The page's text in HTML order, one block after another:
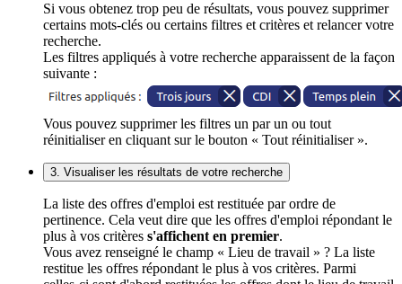
Si vous obtenez trop peu de résultats, vous pouvez supprimer
certains mots-clés ou certains filtres et critères et relancer votre
recherche.
Les filtres appliqués à votre recherche apparaissent de la façon
suivante :
Vous pouvez supprimer les filtres un par un ou tout
réinitialiser en cliquant sur le bouton « Tout réinitialiser ».
3. Visualiser les résultats de votre recherche
La liste des offres d'emploi est restituée par ordre de
pertinence. Cela veut dire que les offres d'emploi répondant le
plus à vos critères s'affichent en premier.
Vous avez renseigné le champ « Lieu de travail » ? La liste
restitue les offres répondant le plus à vos critères. Parmi